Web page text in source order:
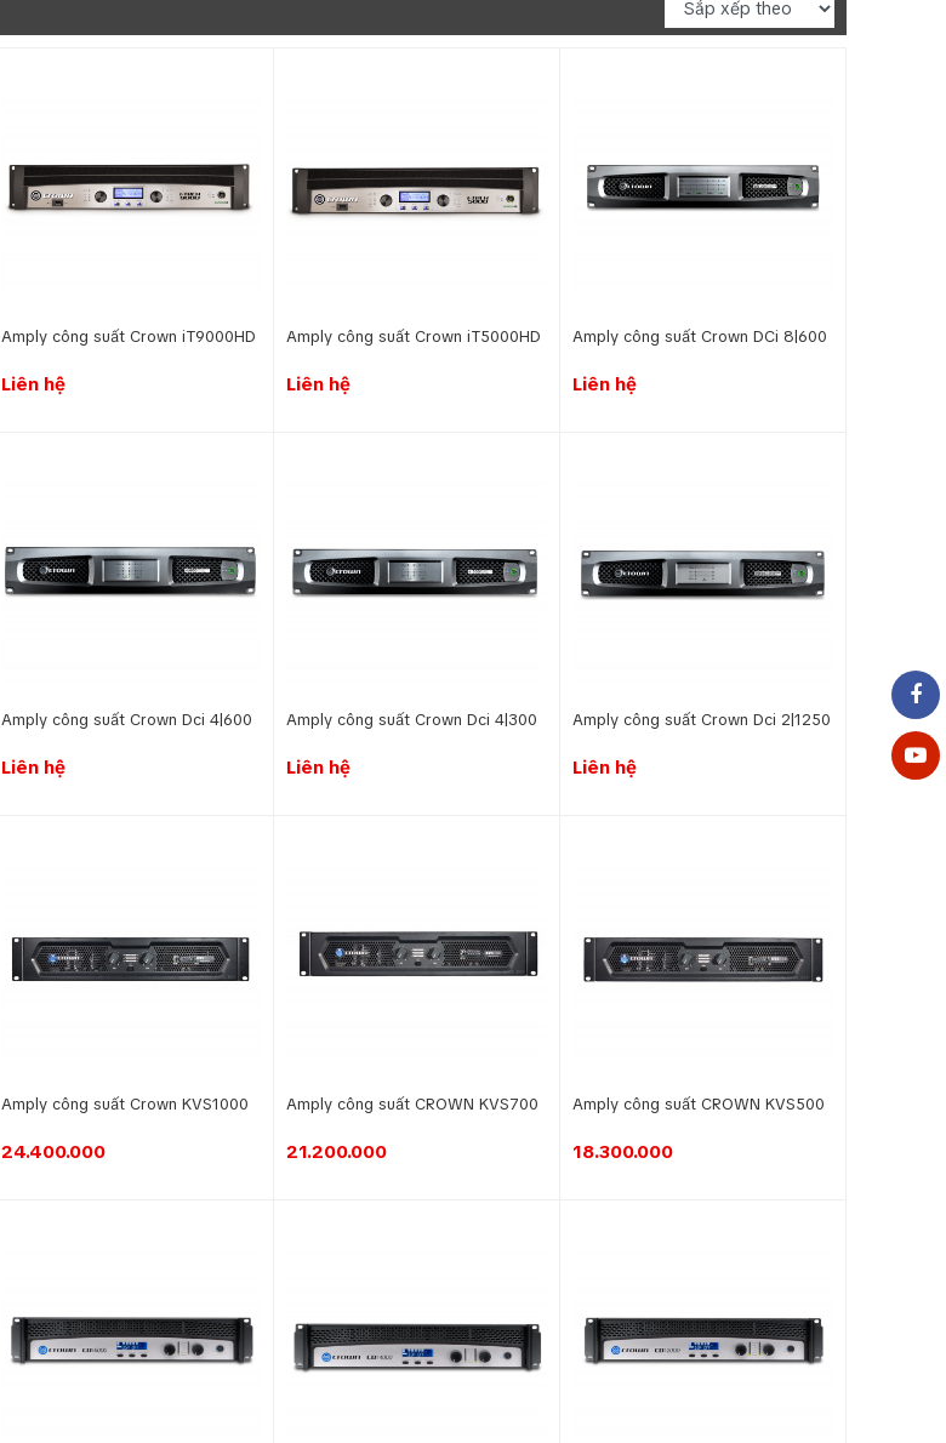
Amply công suất Crown iT9000HD
Liên hệ
Amply công suất Crown iT5000HD
Liên hệ
Amply công suất Crown DCi 8|600
Liên hệ
Amply công suất Crown Dci 4|600
Liên hệ
Amply công suất Crown Dci 4|300
Liên hệ
Amply công suất Crown Dci 2|1250
Liên hệ
Amply công suất Crown KVS1000
24.400.000
Amply công suất CROWN KVS700
21.200.000
Amply công suất CROWN KVS500
18.300.000